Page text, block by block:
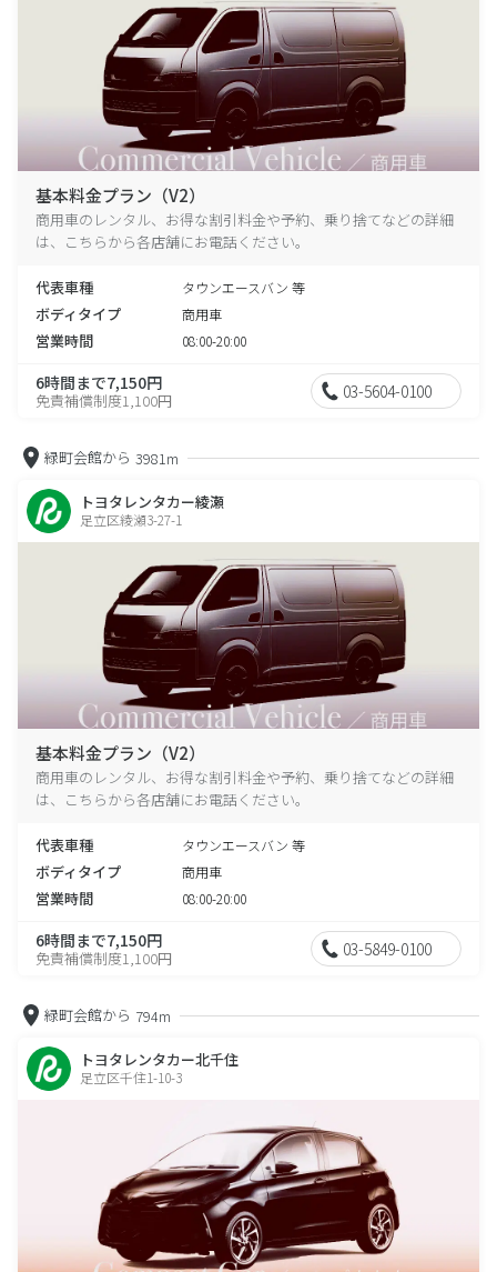
基本料金プラン（V2）
商用車のレンタル、お得な割引料金や予約、乗り捨てなどの詳細
は、こちらから各店舗にお電話ください。
代表車種 タウンエースバン 等
ボディタイプ 商用車
営業時間 08:00-20:00
6時間まで7,150円
免責補償制度1,100円 03-5604-0100
緑町会館から 3981m
トヨタレンタカー綾瀬
足立区綾瀬3-27-1
基本料金プラン（V2）
商用車のレンタル、お得な割引料金や予約、乗り捨てなどの詳細
は、こちらから各店舗にお電話ください。
代表車種 タウンエースバン 等
ボディタイプ 商用車
営業時間 08:00-20:00
6時間まで7,150円
免責補償制度1,100円 03-5849-0100
緑町会館から 794m
トヨタレンタカー北千住
足立区千住1-10-3